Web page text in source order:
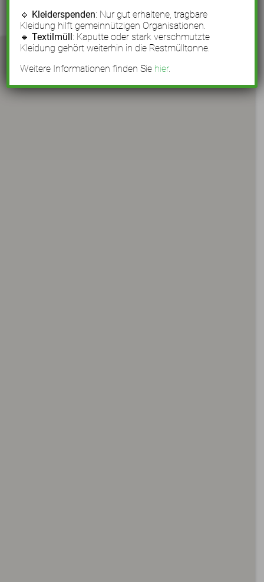
🔹 Kleiderspenden: Nur gut erhaltene, tragbare
Kleidung hilft gemeinnützigen Organisationen.
🔹Textilmüll: Kaputte oder stark verschmutzte
Kleidung gehört weiterhin in die Restmülltonne.
Weitere Informationen finden Sie hier.